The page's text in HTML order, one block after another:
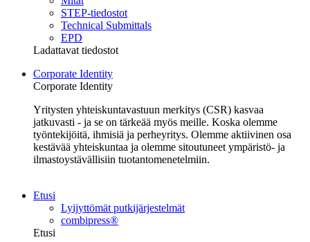
STEP-tiedostot
Technical Submittals
EPD
Ladattavat tiedostot
Corporate Identity
Corporate Identity
Yritysten yhteiskuntavastuun merkitys (CSR) kasvaa
jatkuvasti - ja se on tärkeää myös meille. Koska olemme
työntekijöitä, ihmisiä ja perheyritys. Olemme aktiivinen osa
kestävää yhteiskuntaa ja olemme sitoutuneet ympäristö- ja
ilmastoystävällisiin tuotantomenetelmiin.
Etusi
Lyijyttömät putkijärjestelmät
combipress®
Etusi